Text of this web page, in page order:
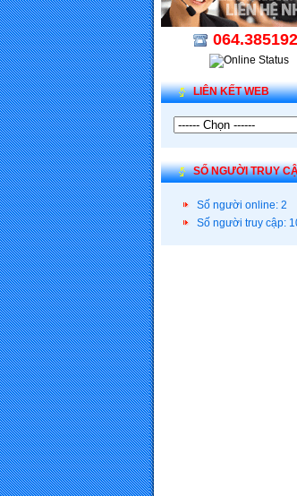
LIÊN KẾT WEB
SỐ NGƯỜI TRUY
Số người online: 2
Số người truy cập: